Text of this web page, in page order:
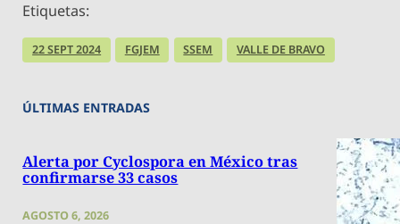
Etiquetas:
22 SEPT 2024 FGJEM SSEM VALLE DE BRAVO
ÚLTIMAS ENTRADAS
Alerta por Cyclospora en México tras
confirmarse 33 casos
AGOSTO 6, 2026